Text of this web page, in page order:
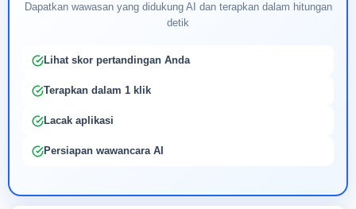
Dapatkan wawasan yang didukung AI dan terapkan dalam hitungan
detik
Lihat skor pertandingan Anda
Terapkan dalam 1 klik
Lacak aplikasi
Persiapan wawancara AI